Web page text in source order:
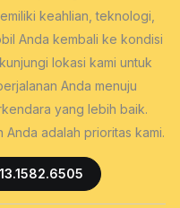
keahlian, teknologi,
Anda kembali ke kondisi
lokasi kami untuk
Anda menuju
yang lebih baik.
adalah prioritas kami.